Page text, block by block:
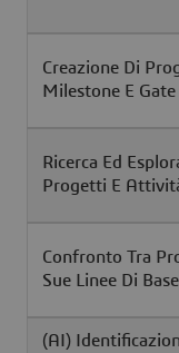
Creazione Di
Milestone E Gate
Ricerca Ed
Progetti E
Confronto Tra
Sue Linee Di Base
(AI)